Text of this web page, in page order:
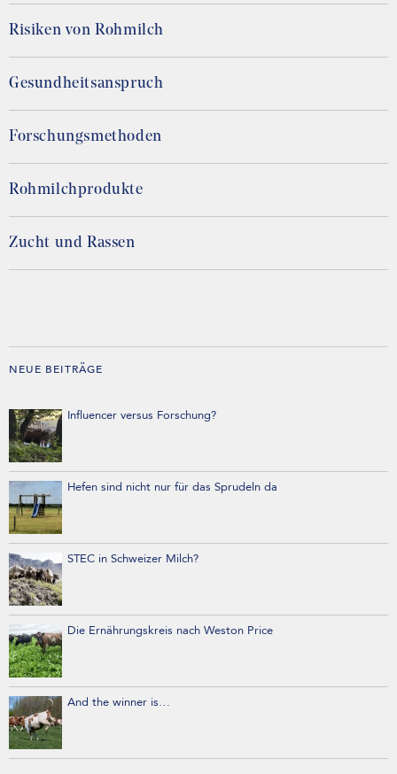
Risiken von Rohmilch
Gesundheitsanspruch
Forschungsmethoden
Rohmilchprodukte
Zucht und Rassen
NEUE BEITRÄGE
Influencer versus Forschung?
Hefen sind nicht nur für das Sprudeln da
STEC in Schweizer Milch?
Die Ernährungskreis nach Weston Price
And the winner is…